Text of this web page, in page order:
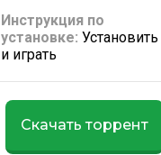
Инструкция по
установке: Установить
и играть
Скачать торрент